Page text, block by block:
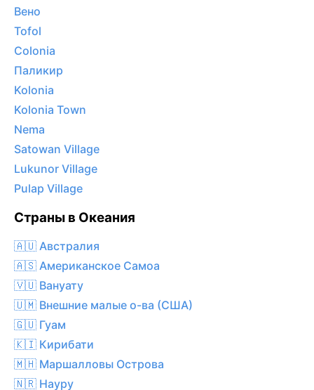
Вено
Tofol
Colonia
Паликир
Kolonia
Kolonia Town
Nema
Satowan Village
Lukunor Village
Pulap Village
Страны в Океания
🇦🇺 Австралия
🇦🇸 Американское Самоа
🇻🇺 Вануату
🇺🇲 Внешние малые о-ва (США)
🇬🇺 Гуам
🇰🇮 Кирибати
🇲🇭 Маршалловы Острова
🇳🇷 Науру